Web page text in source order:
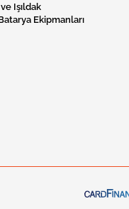
Işıldak
Ekipmanları